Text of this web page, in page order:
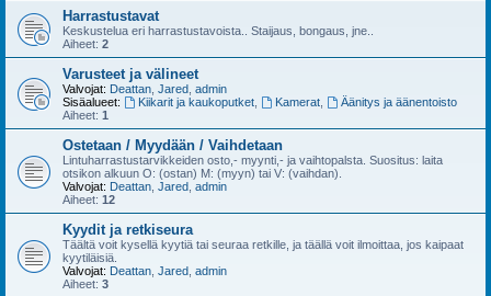
Harrastustavat
Keskustelua eri harrastustavoista.. Staijaus, bongaus, jne..
Aiheet: 2
Varusteet ja välineet
Valvojat: Deattan Jared admin
Sisäalueet:
Kiikarit ja kaukoputket, Kamerat,
Äänitys ja äänentoisto
Aiheet: 1
Ostetaan / Myydään / Vaihdetaan
Lintuharrastustarvikkeiden osto,- myynti,- ja vaihtopalsta. Suositus: laita
otsikon alkuun O: (ostan) M: (myyn) tai V: (vaihdan).
Valvojat: Deattan Jared admin
Aiheet: 12
Kyydit ja retkiseura
Täältä voit kysellä kyytiä tai seuraa retkille, ja täällä voit ilmoittaa, jos kaipaat
kyytiläisiä.
Valvojat: Deattan Jared admin
Aiheet: 3